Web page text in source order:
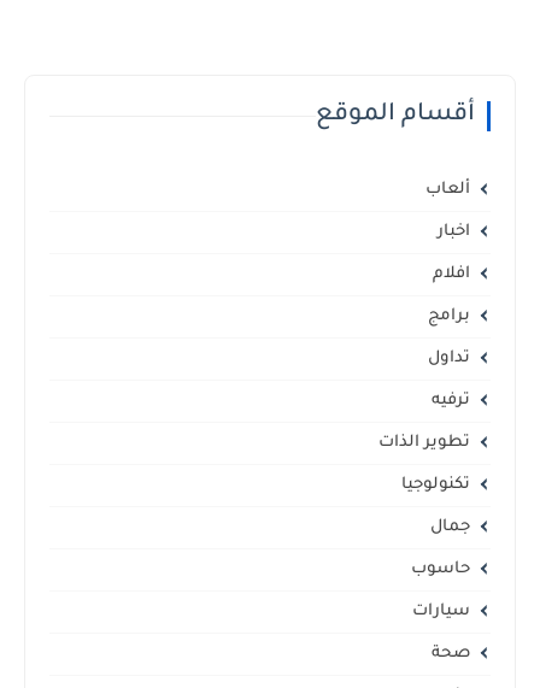
أقسام الموقع
ألعاب
اخبار
افلام
برامج
تداول
ترفيه
تطوير الذات
تكنولوجيا
جمال
حاسوب
سيارات
صحة